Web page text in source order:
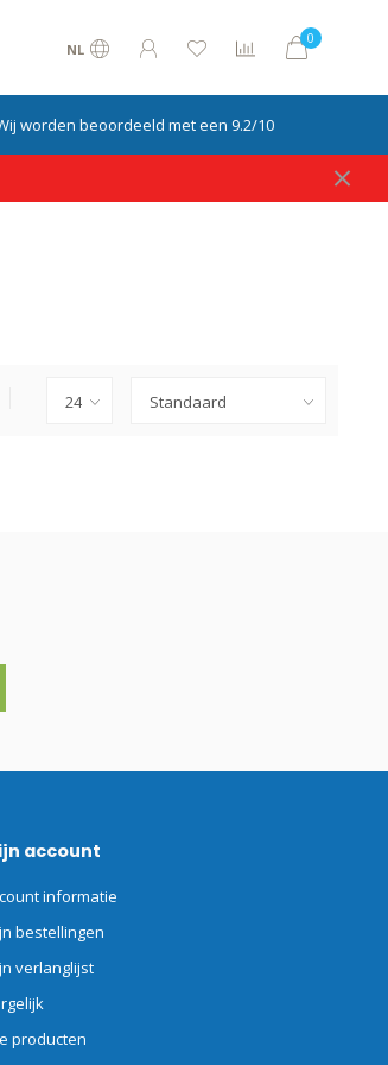
NL
0
worden beoordeeld met een 9.2/10
account
informatie
bestellingen
verlanglijst
producten